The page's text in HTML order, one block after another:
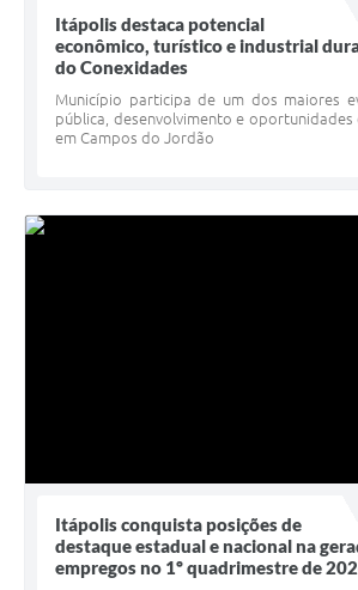
Itápolis destaca potencial
econômico, turístico e industrial
do Conexidades
Município participa de um dos maiores
pública, desenvolvimento e oportunidades
em Campos do Jordão
Itápolis conquista posições de
destaque estadual e nacional na
empregos no 1º quadrimestre de